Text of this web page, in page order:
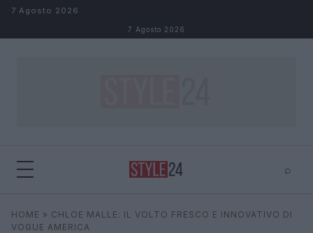
Salta al contenuto
7 Agosto 2026
7 Agosto 2026
⌕
Cerca ⌕ ×
HOME » CHLOE MALLE: IL VOLTO FRESCO E INNOVATIVO DI
VOGUE AMERICA